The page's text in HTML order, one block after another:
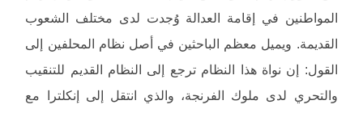
المواطنين في إقامة العدالة وُجدت لدى مختلف الشعوب
القديمة. ويميل معظم الباحثين في أصل نظام المحلفين إلى
القول: إن نواة هذا النظام ترجع إلى النظام القديم للتنقيب
والتحري لدى ملوك الفرنجة، والذي انتقل إلى إنكلترا مع